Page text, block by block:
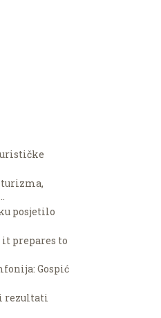
posjetilo
prepares to
Gospić
rezultati